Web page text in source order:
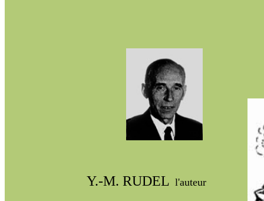
Y.-M. RUDEL l'auteur